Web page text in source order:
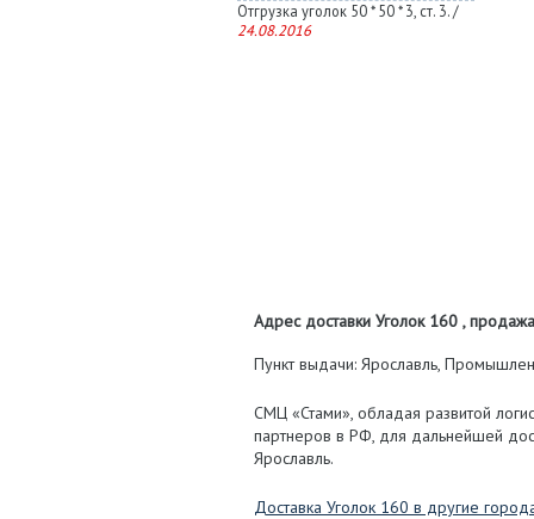
Отгрузка уголок 50 * 50 * 3, ст. 3. /
24.08.2016
Адрес доставки Уголок 160 ,
Пункт выдачи: Ярославль,
СМЦ «Стами», обладая развитой
партнеров в РФ, для дальнейшей
Ярославль.
Доставка Уголок 160 в другие